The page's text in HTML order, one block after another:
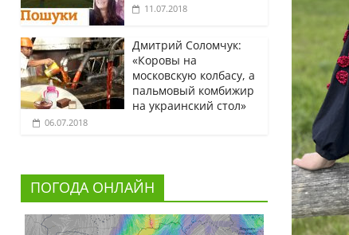
11.07.2018
Дмитрий Соломчук:
«Коровы на
московскую колбасу, а
пальмовый комбижир
на украинский стол»
06.07.2018
ПОГОДА ОНЛАЙН